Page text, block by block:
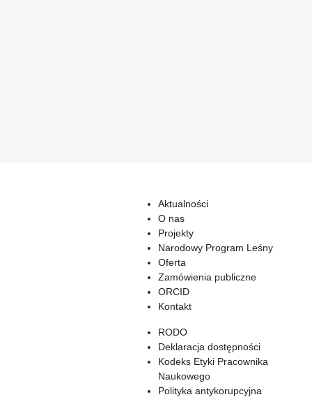
Aktualności
O nas
Projekty
Narodowy Program Leśny
Oferta
Zamówienia publiczne
ORCID
Kontakt
RODO
Deklaracja dostępności
Kodeks Etyki Pracownika
Naukowego
Polityka antykorupcyjna